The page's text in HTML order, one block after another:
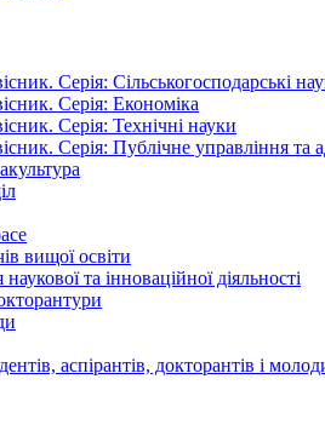
Серія: Сільськогосподарські
Серія: Економіка
Серія: Технічні науки
Серія: Публічне управління та
вищої освіти
та інноваційної діяльності
аспірантів, докторантів і